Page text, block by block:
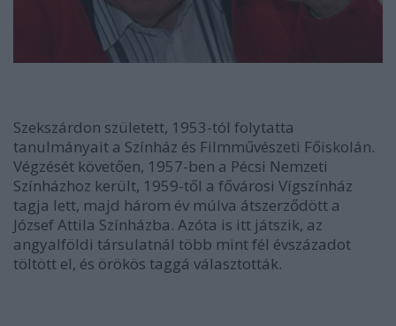
Szekszárdon született, 1953-tól folytatta
tanulmányait a Színház és Filmművészeti Főiskolán.
Végzését követően, 1957-ben a Pécsi Nemzeti
Színházhoz került, 1959-től a fővárosi Vígszínház
tagja lett, majd három év múlva átszerződött a
József Attila Színházba. Azóta is itt játszik, az
angyalföldi társulatnál több mint fél évszázadot
töltött el, és örökös taggá választották.